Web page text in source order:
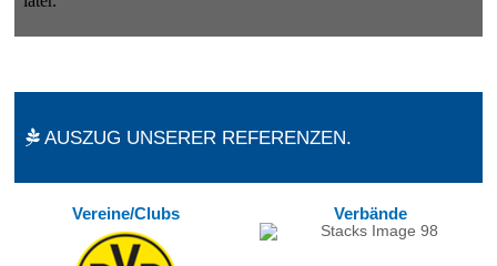
AUSZUG UNSERER REFERENZEN.
Vereine/Clubs Verbände